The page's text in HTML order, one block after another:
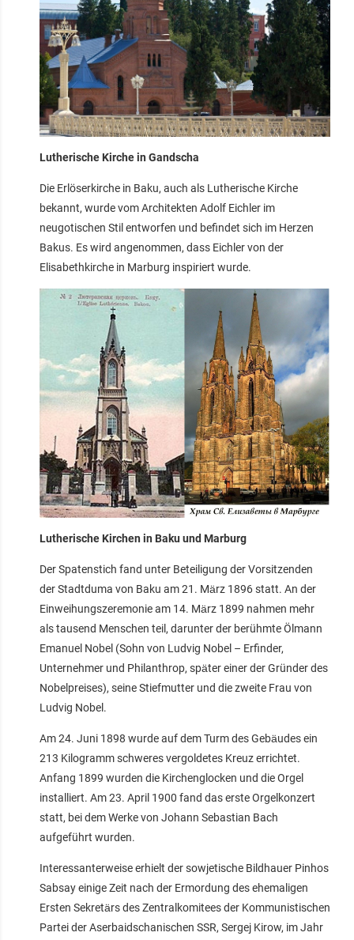
Lutherische Kirche in Gandscha
Die Erlöserkirche in Baku, auch als Lutherische Kirche
bekannt, wurde vom Architekten Adolf Eichler im
neugotischen Stil entworfen und befindet sich im Herzen
Bakus. Es wird angenommen, dass Eichler von der
Elisabethkirche in Marburg inspiriert wurde.
Lutherische Kirchen in Baku und Marburg
Der Spatenstich fand unter Beteiligung der Vorsitzenden
der Stadtduma von Baku am 21. März 1896 statt. An der
Einweihungszeremonie am 14. März 1899 nahmen mehr
als tausend Menschen teil, darunter der berühmte Ölmann
Emanuel Nobel (Sohn von Ludvig Nobel – Erfinder,
Unternehmer und Philanthrop, später einer der Gründer des
Nobelpreises), seine Stiefmutter und die zweite Frau von
Ludvig Nobel.
Am 24. Juni 1898 wurde auf dem Turm des Gebäudes ein
213 Kilogramm schweres vergoldetes Kreuz errichtet.
Anfang 1899 wurden die Kirchenglocken und die Orgel
installiert. Am 23. April 1900 fand das erste Orgelkonzert
statt, bei dem Werke von Johann Sebastian Bach
aufgeführt wurden.
Interessanterweise erhielt der sowjetische Bildhauer Pinhos
Sabsay einige Zeit nach der Ermordung des ehemaligen
Ersten Sekretärs des Zentralkomitees der Kommunistischen
Partei der Aserbaidschanischen SSR, Sergej Kirow, im Jahr